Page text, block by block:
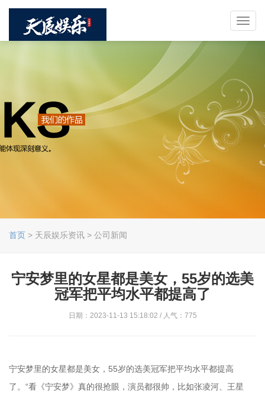
首页 > 天辰娱乐资讯 > 公司新闻
宁安梦里的女星都是美女，55岁的选美
冠军把平均水平都提高了
日期：2023-11-13 15:18:02 / 人气：775
宁安梦里的女星都是美女，55岁的选美冠军把平均水平都提高
了。“看《宁安梦》真的很抢眼，演员都很帅，比如张凌河、王星